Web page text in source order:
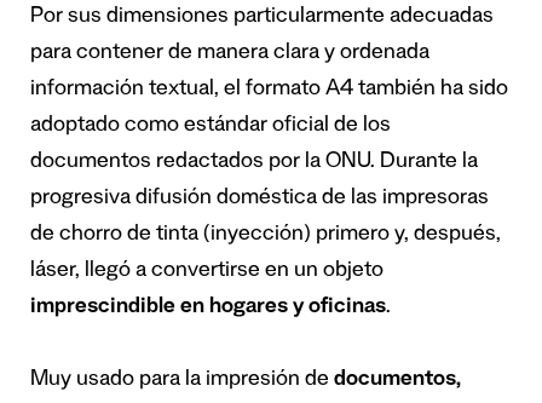
Por sus dimensiones particularmente adecuadas
para contener de manera clara y ordenada
información textual, el formato A4 también ha sido
adoptado como estándar oficial de los
documentos redactados por la ONU. Durante la
progresiva difusión doméstica de las impresoras
de chorro de tinta (inyección) primero y, después,
láser, llegó a convertirse en un objeto
imprescindible en hogares y oficinas.
Muy usado para la impresión de documentos,